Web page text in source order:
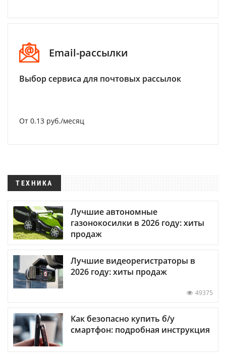
Email-рассылки
Выбор сервиса для почтовых рассылок
От 0.13 руб./месяц
ТЕХНИКА
Лучшие автономные
газонокосилки в 2026 году: хиты
продаж
Лучшие видеорегистраторы в
2026 году: хиты продаж
49375
Как безопасно купить б/у
смартфон: подробная инструкция